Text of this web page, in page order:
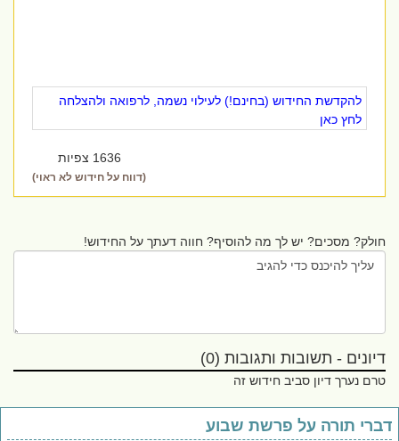
להקדשת החידוש (בחינם!) לעילוי נשמה, לרפואה ולהצלחה
לחץ כאן
1636 צפיות
(דווח על חידוש לא ראוי)
חולק? מסכים? יש לך מה להוסיף? חווה דעתך על החידוש!
דיונים - תשובות ותגובות (0)
טרם נערך דיון סביב חידוש זה
תורה על פרשת שבוע